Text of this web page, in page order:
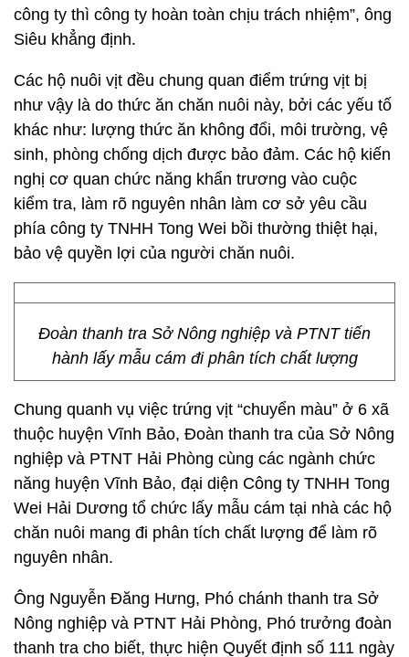
công ty thì công ty hoàn toàn chịu trách nhiệm”, ông
Siêu khẳng định.
Các hộ nuôi vịt đều chung quan điểm trứng vịt bị
như vậy là do thức ăn chăn nuôi này, bởi các yếu tố
khác như: lượng thức ăn không đổi, môi trường, vệ
sinh, phòng chống dịch được bảo đảm. Các hộ kiến
nghị cơ quan chức năng khẩn trương vào cuộc
kiểm tra, làm rõ nguyên nhân làm cơ sở yêu cầu
phía công ty TNHH Tong Wei bồi thường thiệt hại,
bảo vệ quyền lợi của người chăn nuôi.
Đoàn thanh tra Sở Nông nghiệp và PTNT tiến
hành lấy mẫu cám đi phân tích chất lượng